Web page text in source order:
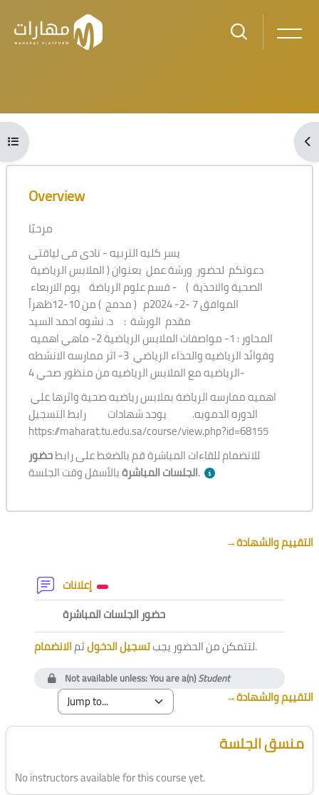
Skip to main content
Blocks
Open course index
Blocks
Skip [Cocoon] Course Overview
Overview
مرحبًا
دعوتكم لحضور ورشة عمل بعنوان ( الملابس الرياضية
الصحية والاحذية ) - قسم علوم الرياضة يوم الاربعاء
وفوائد الرياضيه والحذاء الرياضي 3- اثر ممارسه الانشطه
الرياضيه مع الملابس الرياضيه من منظور صحي 4-
الدوره الدمويه. يوجد شهادات رابط التسجيل
https://maharat.tu.edu.sa/course/view.php?id=68155
للانضمام للقاءات المباشرة قم بالضغط على رابطحضور
الجلسات المباشرةبالأسفل وقت الجلسة.
→التقييم والشهادة
Forum
حضور الجلسات المباشرةExternal tool
لتتمكن من الحضور يجبتسجيل الدخولثمالانضمام .
Not available unless: You are a(n)Student
→التقييم والشهادة
Blocks
Skip [Cocoon] Course Instructor منسق الجلسة
No instructors available for this course yet.